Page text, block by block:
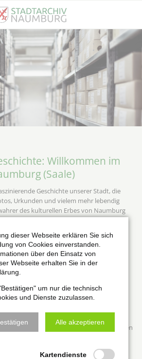
Willkommen im
(Saale)
Geschichte unserer Stadt, die
Urkunden und vielem mehr lebendig
des kulturellen Erbes von Naumburg
mit uns auf eine Reise in die
und die spannenden Ereignisse, Menschen
die unsere Stadt geprägt haben.
steht Ihnen gerne zur Seite, sei es bei
Schulprojekten oder persönlichem
unserer Heimat. Durchstöbern Sie
Sie mehr über unsere aktuellen
Sie die vielfältigen Möglichkeiten, die
(Saale) Ihnen bietet.
auf dieser Plattform willkommen zu heißen
Geschichte von Naumburg (Saale) zu
dieser Webseite erklären Sie sich
von Cookies einverstanden.
über den Einsatz von
Webseite erhalten Sie in der
um nur die technisch
und Dienste zuzulassen.
Alle akzeptieren
Kartendienste